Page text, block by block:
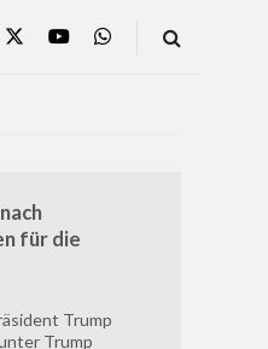
für die
Trump
Trump